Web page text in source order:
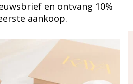
en ontvang 10%
aankoop.